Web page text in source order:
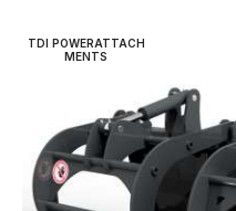
TDI POWERATTACH
MENTS